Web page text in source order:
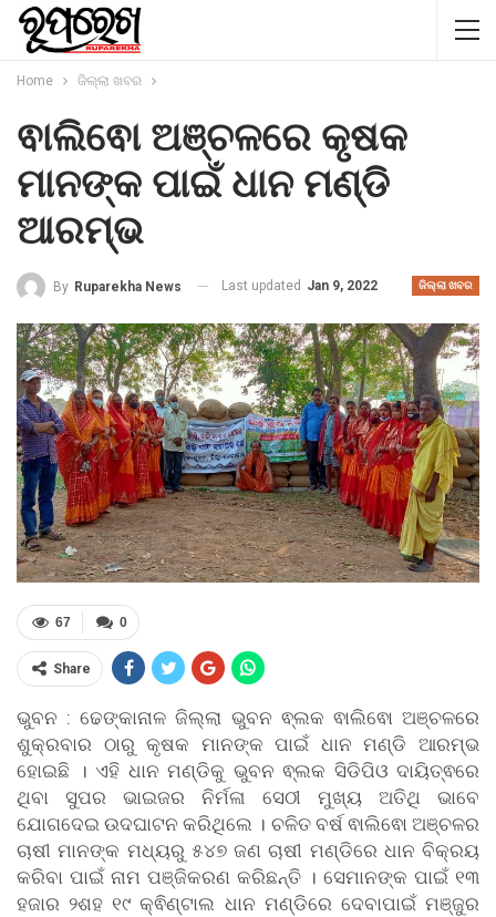
Home ଜିଲ୍ଲା ଖବର
ଵାଲିଵୋ ଅଞ୍ଚଳରେ କୃଷକ
ମାନଙ୍କ ପାଇଁ ଧାନ ମଣ୍ଡି
ଆରମ୍ଭ
ଜିଲ୍ଲା ଖବର
By Ruparekha News Last updated Jan 9, 2022
0
67
Share
ଭୁବନ : ଢେଙ୍କାନାଳ ଜିଲ୍ଲା ଭୁବନ ଵ୍ଲକ ଵାଲିଵୋ ଅଞ୍ଚଳରେ
ଶୁକ୍ରବାର ଠାରୁ କୃଷକ ମାନଙ୍କ ପାଇଁ ଧାନ ମଣ୍ଡି ଆରମ୍ଭ
ହୋଇଛି । ଏହି ଧାନ ମଣ୍ଡିକୁ ଭୁବନ ଵ୍ଲକ ସିଡିପିଓ ଦାୟିତ୍ଵରେ
ଥିବା ସୁପର ଭାଇଜର ନିର୍ମଳା ସେଠୀ ମୁଖ୍ୟ ଅତିଥି ଭାବେ
ଯୋଗଦେଇ ଉଦଘାଟନ କରିଥିଲେ । ଚଳିତ ବର୍ଷ ଵାଲିଵୋ ଅଞ୍ଚଳର
ଚାଷୀ ମାନଙ୍କ ମଧ୍ୟରୁ ୫୪୭ ଜଣ ଚାଷୀ ମଣ୍ଡିରେ ଧାନ ବିକ୍ରୟ
କରିବା ପାଇଁ ନାମ ପଞ୍ଜିକରଣ କରିଛନ୍ତି । ସେମାନଙ୍କ ପାଇଁ ୧୩
ହଜାର ୨ଶହ ୧୯ କ୍ଵିଣ୍ଟାଲ ଧାନ ମଣ୍ଡିରେ ଦେବାପାଇଁ ମଞ୍ଜୁର